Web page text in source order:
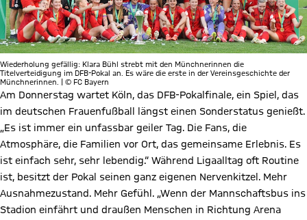
Wiederholung gefällig: Klara Bühl strebt mit den Münchnerinnen die
Titelverteidigung im DFB-Pokal an. Es wäre die erste in der Vereinsgeschichte der
Münchnerinnen. | © FC Bayern
Am Donnerstag wartet Köln, das DFB-Pokalfinale, ein Spiel, das
im deutschen Frauenfußball längst einen Sonderstatus genießt.
„Es ist immer ein unfassbar geiler Tag. Die Fans, die
Atmosphäre, die Familien vor Ort, das gemeinsame Erlebnis. Es
ist einfach sehr, sehr lebendig.“ Während Ligaalltag oft Routine
ist, besitzt der Pokal seinen ganz eigenen Nervenkitzel. Mehr
Ausnahmezustand. Mehr Gefühl. „Wenn der Mannschaftsbus ins
Stadion einfährt und draußen Menschen in Richtung Arena